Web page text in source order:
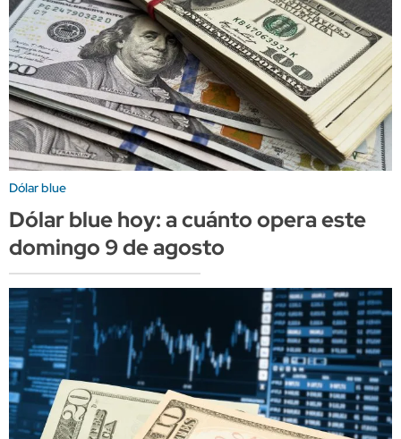
Dólar blue
Dólar blue hoy: a cuánto opera este
domingo 9 de agosto